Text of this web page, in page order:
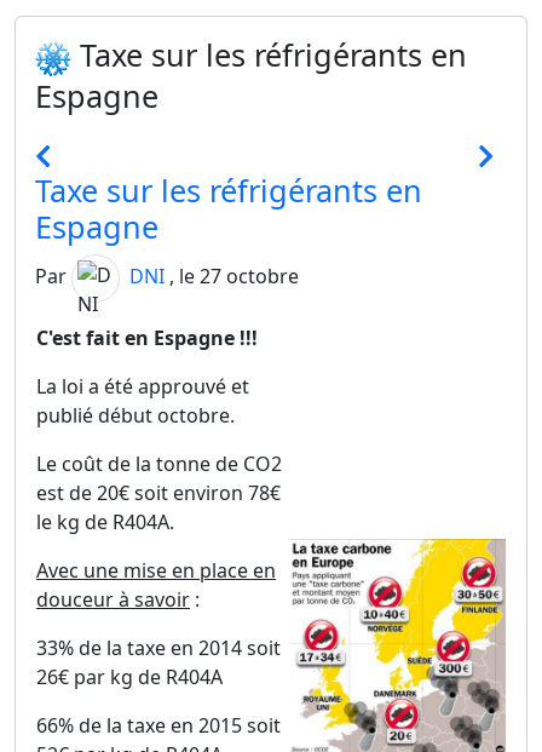
Taxe sur les réfrigérants en
Espagne
Taxe sur les réfrigérants en
Espagne
Par DNI , le 27 octobre
C'est fait en Espagne !!!
La loi a été approuvé et
publié début octobre.
Le coût de la tonne de CO2
est de 20€ soit environ 78€
le kg de R404A.
Avec une mise en place en
douceur à savoir :
33% de la taxe en 2014 soit
26€ par kg de R404A
66% de la taxe en 2015 soit